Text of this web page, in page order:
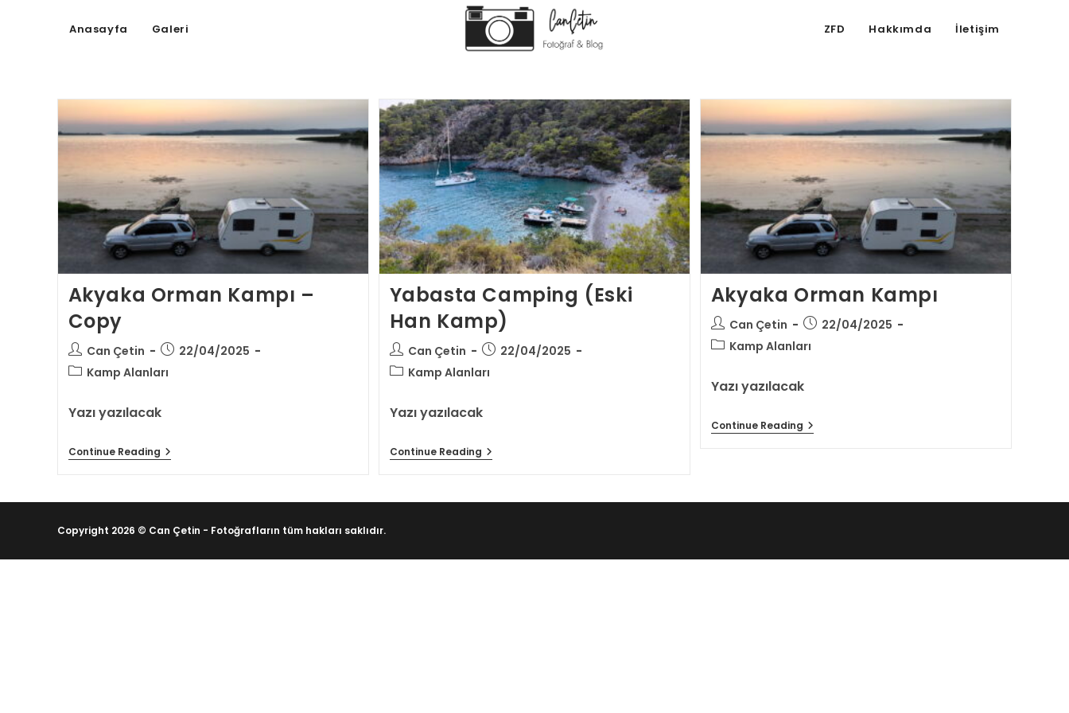
Anasayfa Galeri ZFD Hakkımda İletişim
Akyaka Orman Kampı –
Copy
Can Çetin
22/04/2025
Kamp Alanları
Yazı yazılacak
Continue Reading
Yabasta Camping (Eski
Han Kamp)
Can Çetin
22/04/2025
Kamp Alanları
Yazı yazılacak
Continue Reading
Akyaka Orman Kampı
Can Çetin
22/04/2025
Kamp Alanları
Yazı yazılacak
Continue Reading
Copyright 2026 © Can Çetin - Fotoğrafların tüm hakları saklıdır.